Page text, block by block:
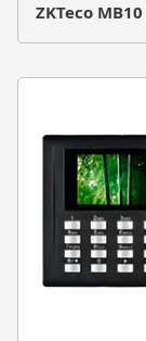
ZKTeco MB10